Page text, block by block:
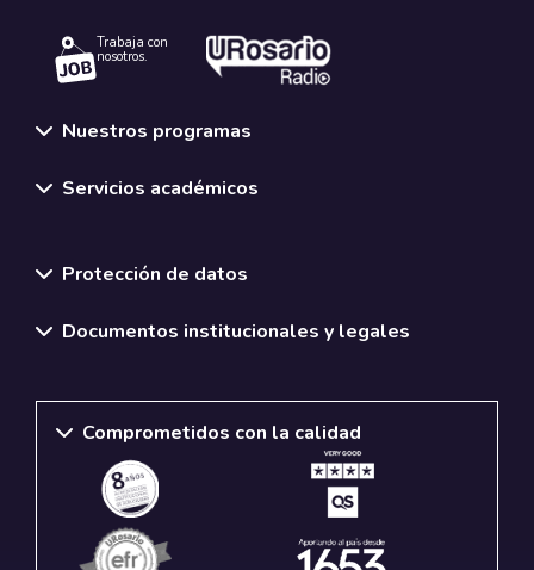
Trabaja con
nosotros.
Nuestros programas
Servicios académicos
Protección de datos
Documentos institucionales y legales
Comprometidos con la calidad